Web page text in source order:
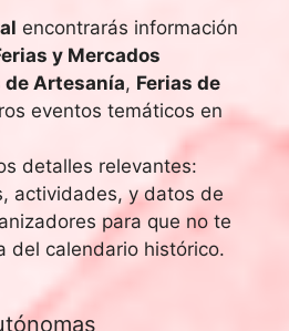
encontrarás información
y Mercados
de Artesanía, Ferias de
eventos temáticos en
detalles relevantes:
actividades, y datos de
para que no te
del calendario histórico.